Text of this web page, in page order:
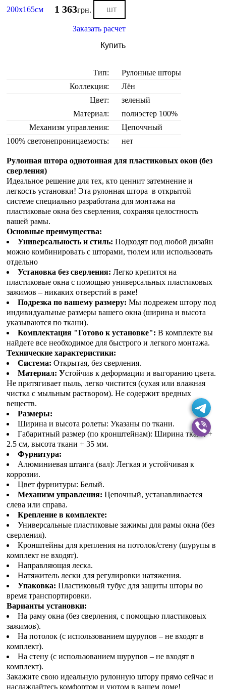
200х165см 1 363грн.
Заказать расчет
Купить
Тип:
Рулонные шторы
Коллекция:
Лён
Цвет:
зеленый
Материал:
полиэстер 100%
Механизм управления:
Цепоччный
100% светонепроницаемость:
нет
Рулонная штора однотонная для пластиковых окон (без
сверления)
Идеальное решение для тех, кто ценнит затемнение и
легкость установки! Эта рулонная штора в открытой
системе специально разработана для монтажа на
пластиковые окна без сверления, сохраняя целостность
вашей рамы.
Основные преимущества:
Универсальность и стиль: Подходят под любой дизайн
можно комбинировать с шторами, тюлем или использовать
отдельно
Установка без сверления: Легко крепится на
пластиковые окна с помощью универсальных пластиковых
зажимов – никаких отверстий в раме!
Подрезка по вашему размеру: Мы подрежем штору под
индивидуальные размеры вашего окна (ширина и высота
указываются по ткани).
Комплектация "Готово к установке": В комплекте вы
найдете все необходимое для быстрого и легкого монтажа.
Технические характеристики:
Система: Открытая, без сверления.
Материал: Устойчив к деформации и выгоранию цвета.
Не притягивает пыль, легко чистится (сухая или влажная
чистка с мыльным раствором). Не содержит вредных
веществ.
Размеры:
Ширина и высота ролеты: Указаны по ткани.
Габаритный размер (по кронштейнам): Ширина ткани +
2.5 см, высота ткани + 35 мм.
Фурнитура:
Алюминиевая штанга (вал): Легкая и устойчивая к
коррозии.
Цвет фурнитуры: Белый.
Механизм управления: Цепочный, устанавливается
слева или справа.
Крепление в комплекте:
Универсальные пластиковые зажимы для рамы окна (без
сверления).
Кронштейны для крепления на потолок/стену (шурупы в
комплект не входят).
Направляющая леска.
Натяжитель лески для регулировки натяжения.
Упаковка: Пластиковый тубус для защиты шторы во
время транспортировки.
Варианты установки:
На раму окна (без сверления, с помощью пластиковых
зажимов).
На потолок (с использованием шурупов – не входят в
комплект).
На стену (с использованием шурупов – не входят в
комплект).
Закажите свою идеальную рулонную штору прямо сейчас и
наслаждайтесь комфортом и уютом в вашем доме!